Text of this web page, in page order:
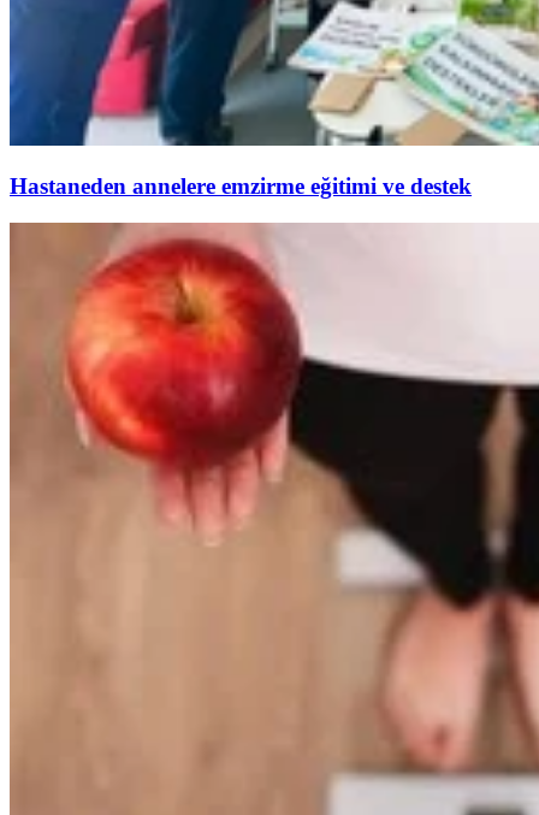
Hastaneden annelere emzirme eğitimi ve destek